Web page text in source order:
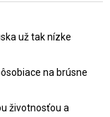
už tak nízke
na brúsne
životnosťou a